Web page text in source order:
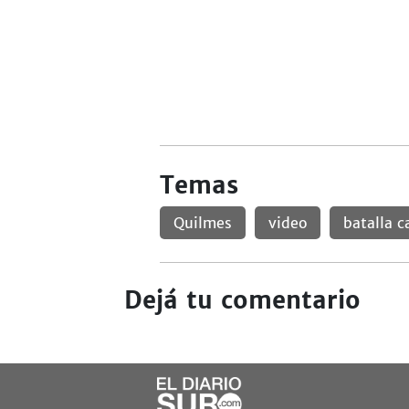
Temas
Quilmes video batalla
Dejá tu comentario